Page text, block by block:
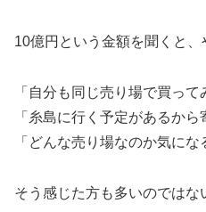
10億円という金額を聞くと、
「自分も同じ売り場で買って
「糸島に行く予定があるから
「どんな売り場なのか気にな
そう感じた方も多いのではな